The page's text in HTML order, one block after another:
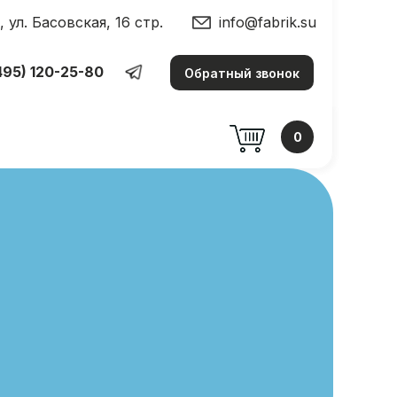
Обратный звонок
ул. Басовская, 16 стр.
info@fabrik.su
120-25-80
0
Басовская, 16 стр.